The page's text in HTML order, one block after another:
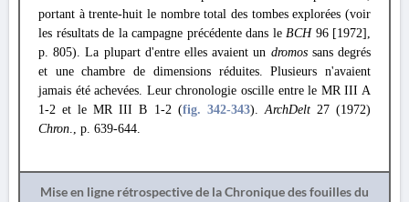
portant à trente-huit le nombre total des tombes explorées (voir
les résultats de la campagne précédente dans le BCH 96 [1972],
p. 805). La plupart d'entre elles avaient un dromos sans degrés
et une chambre de dimensions réduites. Plusieurs n'avaient
jamais été achevées. Leur chronologie oscille entre le MR III A
1-2 et le MR III В 1-2 (fig. 342-343).ArchDelt 27 (1972)
Chron., p. 639-644.
Mise en ligne rétrospective de la Chronique des fouilles du